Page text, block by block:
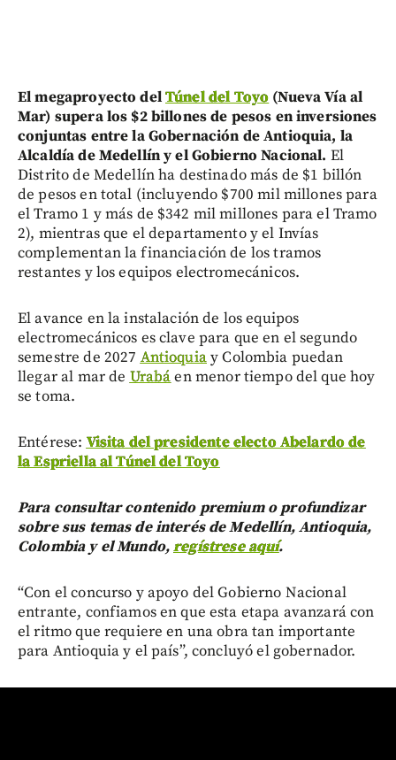
El megaproyecto delTúnel del Toyo (Nueva Vía al
Mar) supera los $2 billones de pesos en inversiones
conjuntas entre la Gobernación de Antioquia, la
Alcaldía de Medellín y el Gobierno Nacional. El
Distrito de Medellín ha destinado más de $1 billón
de pesos en total (incluyendo $700 mil millones para
el Tramo 1 y más de $342 mil millones para el Tramo
2), mientras que el departamento y el Invías
complementan la financiación de los tramos
restantes y los equipos electromecánicos.
El avance en la instalación de los equipos
electromecánicos es clave para que en el segundo
semestre de 2027 Antioquiay Colombia puedan
llegar al mar de Urabáen menor tiempo del que hoy
se toma.
Entérese: Visita del presidente electo Abelardo de
la Espriella al Túnel del Toyo
Para consultar contenido premium o profundizar
sobre sus temas de interés de Medellín, Antioquia,
Colombia y el Mundo,regístrese aquí.
“Con el concurso y apoyo del Gobierno Nacional
entrante, confiamos en que esta etapa avanzará con
el ritmo que requiere en una obra tan importante
para Antioquia y el país”, concluyó el gobernador.